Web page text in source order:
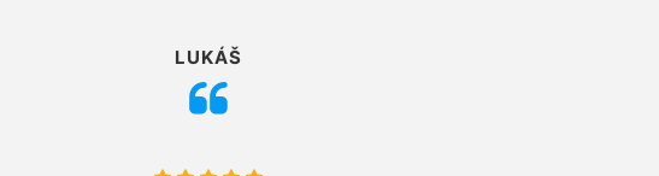
LUKÁŠ